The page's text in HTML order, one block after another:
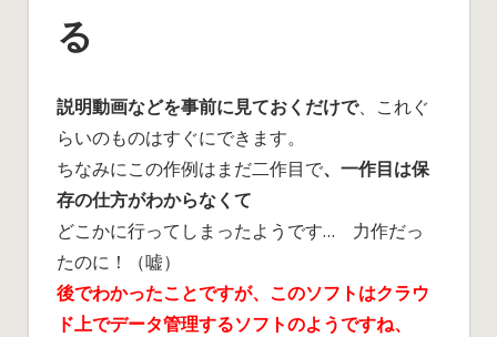
る
説明動画などを事前に見ておくだけで、これぐ
らいのものはすぐにできます。
ちなみにこの作例はまだ二作目で、一作目は保
存の仕方がわからなくて
どこかに行ってしまったようです… 力作だっ
たのに！（嘘）
後でわかったことですが、このソフトはクラウ
ド上でデータ管理するソフトのようですね、